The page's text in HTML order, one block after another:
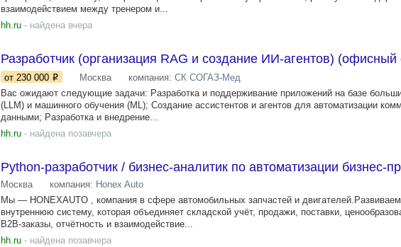
взаимодействием между тренером и...
hh.ru - найдена вчера
Разработчик (организация RAG и создание ИИ-агентов)
от 230 000 Москва компания: СК СОГАЗ-Мед
Вас ожидают следующие задачи: Разработка и поддерживание приложений на базе
(LLM) и машинного обучения (ML); Создание ассистентов и агентов для автоматизации
данными; Разработка и внедрение...
hh.ru - найдена позавчера
Python-разработчик / бизнес-аналитик по автоматизации бизнес-
Москва компания: Honex Auto
Мы — HONEXAUTO , компания в сфере автомобильных запчастей и
внутреннюю систему, которая объединяет складской учёт, продажи, поставки,
B2B-заказы, отчётность и взаимодействие...
hh.ru - найдена позавчера